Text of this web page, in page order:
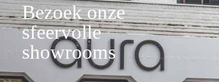
Bezoek onze
sfeervolle
showrooms